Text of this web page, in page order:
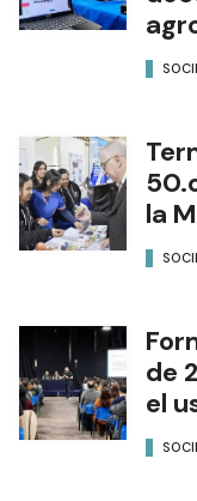
la
de
el